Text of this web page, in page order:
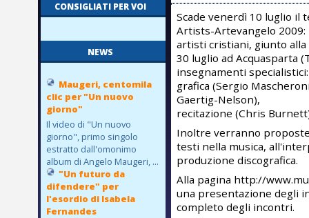
CONSIGLIATI PER VOI
NEWS
Maugeri, centomila
clic per "Un nuovo
giorno"
Il video di "Un nuovo
giorno", primo singolo
estratto dall'omonimo
album di Angelo Maugeri, ...
"Un futuro da
difendere" per
l'esordio di Isabela
Fernandes
Scade venerdì 10 luglio il
Artists-Artevangelo
artisti cristiani, giunto alla
30 luglio ad Acquasparta
insegnamenti
grafica (Sergio
Gaertig-Nelson),
recitazione (Chris
Inoltre verranno
testi nella musica,
produzione discografica.
Alla pagina http://
una presentazione degli
completo degli incontri.